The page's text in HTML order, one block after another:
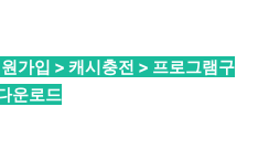
가입 > 캐시충전 > 프로그램구
운로드